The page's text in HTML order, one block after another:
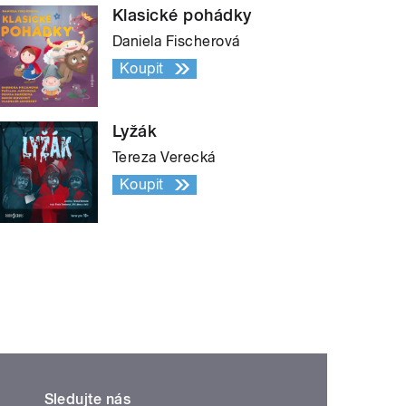
Klasické pohádky
Daniela Fischerová
Koupit
Lyžák
Tereza Verecká
Koupit
Sledujte nás